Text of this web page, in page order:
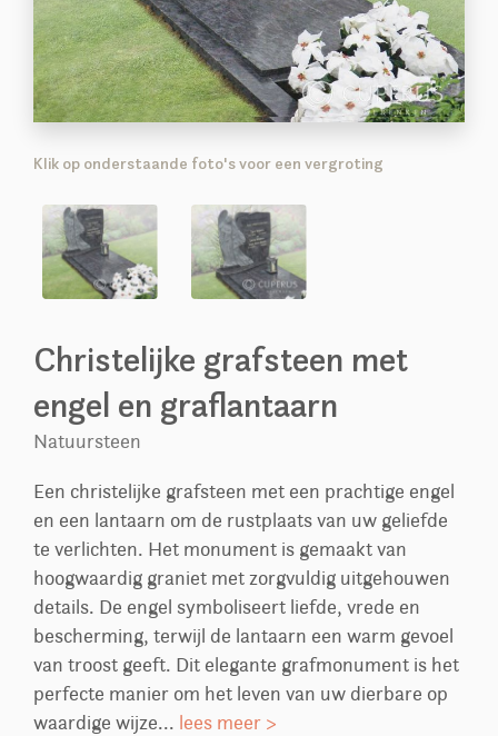
Klik op onderstaande foto's voor een vergroting
Christelijke grafsteen met
engel en graflantaarn
Natuursteen
Een christelijke grafsteen met een prachtige engel
en een lantaarn om de rustplaats van uw geliefde
te verlichten. Het monument is gemaakt van
hoogwaardig graniet met zorgvuldig uitgehouwen
details. De engel symboliseert liefde, vrede en
bescherming, terwijl de lantaarn een warm gevoel
van troost geeft. Dit elegante grafmonument is het
perfecte manier om het leven van uw dierbare op
waardige wijze... lees meer >